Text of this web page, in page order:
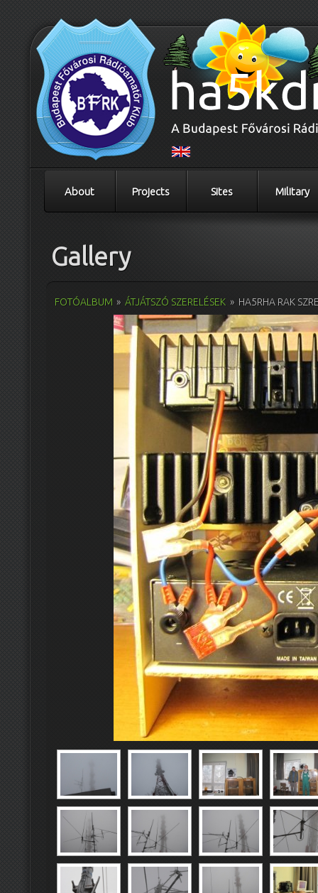
About Projects Sites Military
Gallery
FOTÓALBUM » ÁTJÁTSZÓ SZERELÉSEK » HA5RHA RAK